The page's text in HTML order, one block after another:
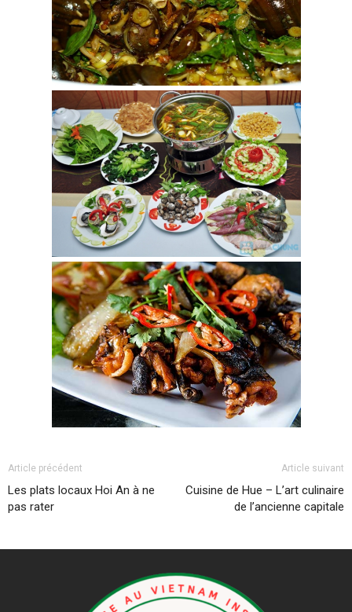
Article précédent
Les plats locaux Hoi An à ne
pas rater
Article suivant
Cuisine de Hue – L’art culinaire
de l’ancienne capitale